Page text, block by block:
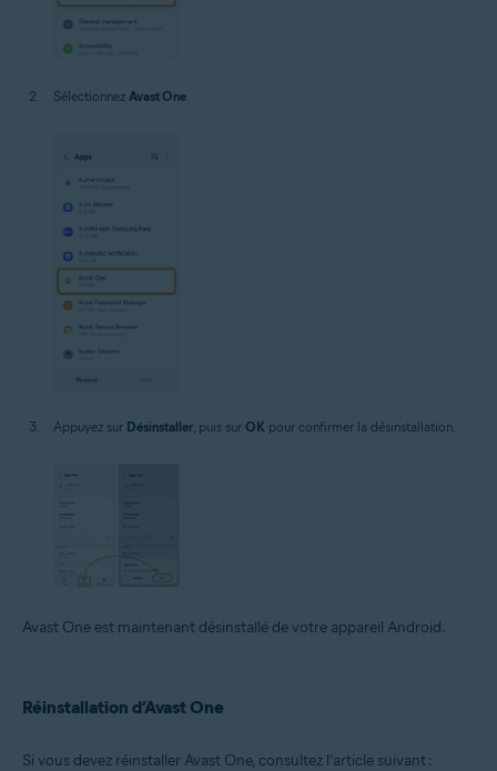
Sélectionnez Avast One.
Appuyez sur Désinstaller , puis sur OK pour confirmer la désinstallation.
Avast One est maintenant désinstallé de votre appareil Android.
Réinstallation d’Avast One
Si vous devez réinstaller Avast One, consultez l’article suivant :